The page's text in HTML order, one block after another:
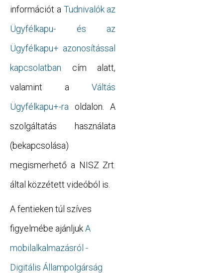
információt a Tudnivalók az
Ügyfélkapu- és az
Ügyfélkapu+ azonosítással
kapcsolatban cím alatt,
valamint aVáltás
Ügyfélkapu+-ra oldalon. A
szolgáltatás használata
(bekapcsolása)
megismerhető a NISZ Zrt.
által közzétett videóból is.
A fentieken túl szíves
figyelmébe ajánljukA
mobilalkalmazásról -
Digitális Állampolgárság